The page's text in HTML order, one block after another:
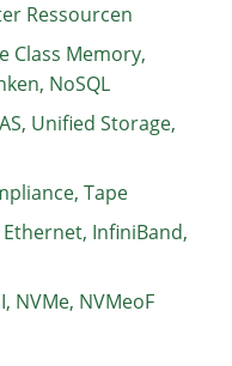
Ressourcen
Class Memory,
NoSQL
Unified Storage,
Tape
Ethernet, InfiniBand,
NVMe, NVMeoF